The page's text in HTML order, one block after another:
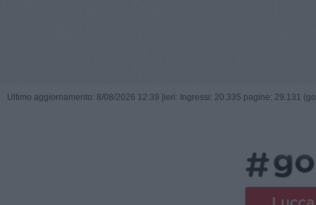
Ultimo aggiornamento: 8/08/2026 12:39 | ieri: Ingressi: 20.335 pagine: 29.131